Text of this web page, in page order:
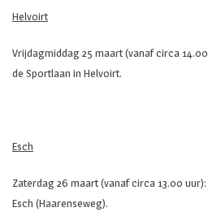
Helvoirt
Vrijdagmiddag 25 maart (vanaf circa
de Sportlaan in Helvoirt.
Esch
Zaterdag 26 maart (vanaf circa 13.00
Esch (Haarenseweg).